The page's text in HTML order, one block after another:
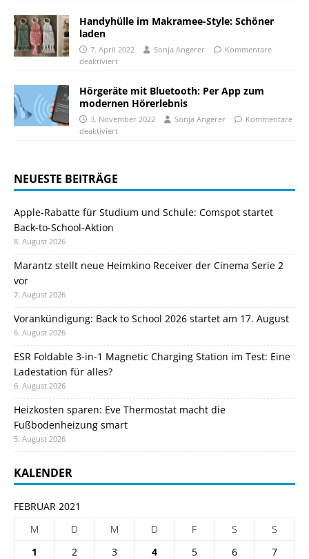
Handyhülle im Makramee-Style: Schöner
laden
7. April 2022 Sonja Angerer
Kommentare
deaktiviert
Hörgeräte mit Bluetooth: Per App zum
modernen Hörerlebnis
3. November 2022 Sonja Angerer
Kommentare
deaktiviert
NEUESTE BEITRÄGE
Apple-Rabatte für Studium und Schule: Comspot startet
Back-to-School-Aktion
8. August 2026
Marantz stellt neue Heimkino Receiver der Cinema Serie 2
vor
7. August 2026
Vorankündigung: Back to School 2026 startet am 17. August
6. August 2026
ESR Foldable 3-in-1 Magnetic Charging Station im Test: Eine
Ladestation für alles?
6. August 2026
Heizkosten sparen: Eve Thermostat macht die
Fußbodenheizung smart
5. August 2026
KALENDER
FEBRUAR 2021
M
D M D F S
S
1
2 3 4 5 6 7